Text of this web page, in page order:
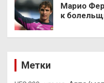
Марио
к
Метки